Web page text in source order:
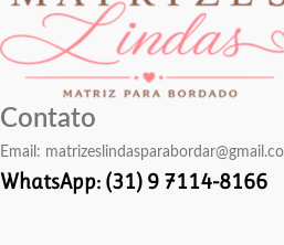
Contato
Email:
WhatsApp: (31) 9 7114-8166